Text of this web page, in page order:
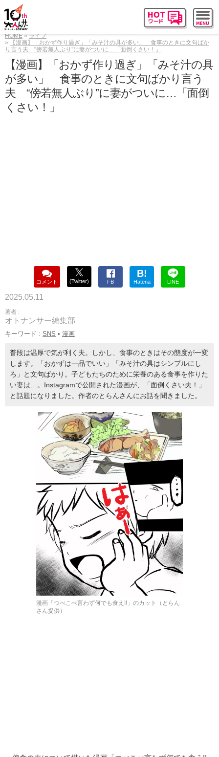
HOME
ライフ
【漫画】「おかず作り過ぎ」「みそ汁の具が多い」 食事のときに文句ばか
り言う夫 “傍若無人ぶり”に妻がついに…「面倒くさい！」
【漫画】「おかず作り過ぎ」「みそ汁の具
が多い」 食事のときに文句ばかり言う
夫 “傍若無人ぶり”に妻がついに…「面倒
くさい！」
コメント (Twitter) FB
B!
Hatena LINE
2025.05.11
著者 :
オトナンサー編集部
キーワード : SNS • 漫画
普段は温厚で気が利く夫。しかし、食事のときはその態度が一変
します。「おかずは一品でいい」「みそ汁の具はシンプルにし
ろ」と文句ばかり。子どもたちのために栄養のある食事を作りた
い妻は…。Instagramで公開された漫画が、「面倒くさい夫！」
と話題になりました。作者のとらんさんにお話を聞きました。
漫画「つべこべ言わず何でも食え!!」のカット（とらん
さん提供）